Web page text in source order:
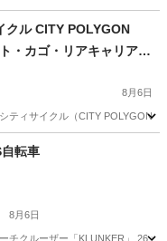
クル CITY POLYGON
・カゴ・リアキャリア付
8月6日
ティサイクル（CITY POLYGON
転車
8月6日
チクルーザー「KLUNKER」 26